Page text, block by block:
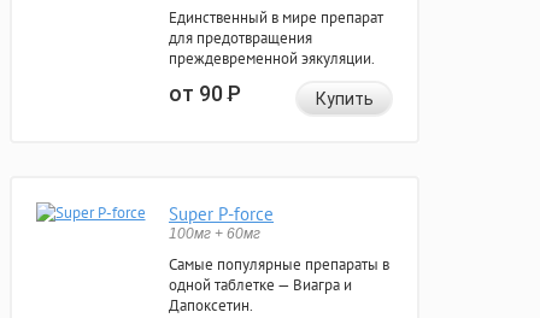
Единственный в мире препарат
для предотвращения
преждевременной эякуляции.
от 90Р Купить
Super P-force
100мг + 60мг
Самые популярные препараты в
одной таблетке — Виагра и
Дапоксетин.